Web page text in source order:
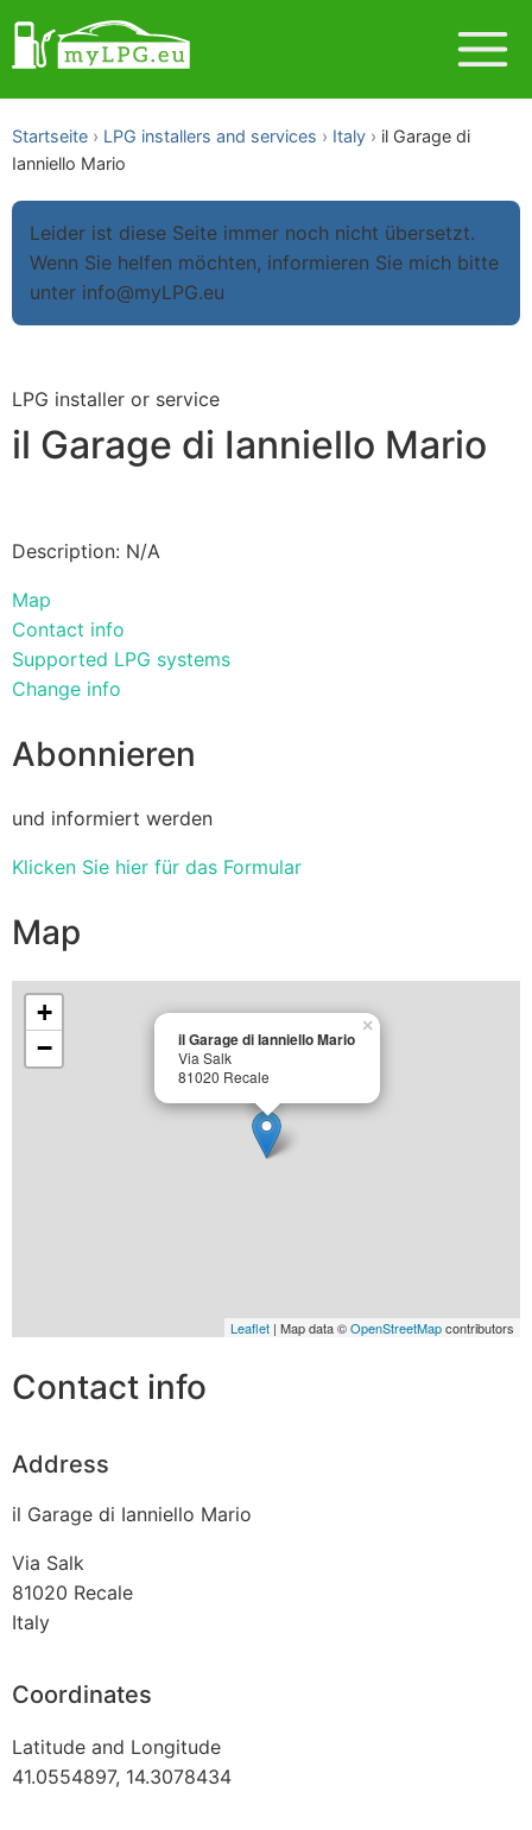
Startseite LPG installers and services Italy
il Garage di
Ianniello Mario
Leider ist diese Seite immer noch nicht übersetzt.
Wenn Sie helfen möchten, informieren Sie mich bitte
unter info@myLPG.eu
LPG installer or service
il Garage di Ianniello Mario
Description: N/A
Map
Contact info
Supported LPG systems
Change info
Abonnieren
und informiert werden
Klicken Sie hier für das Formular
Map
il Garage di Ianniello Mario
Via Salk
81020 Recale
×
+
−
Leaflet | Map data ©OpenStreetMapcontributors
Contact info
Address
il Garage di Ianniello Mario
Via Salk
81020 Recale
Italy
Coordinates
Latitude and Longitude
41.0554897, 14.3078434